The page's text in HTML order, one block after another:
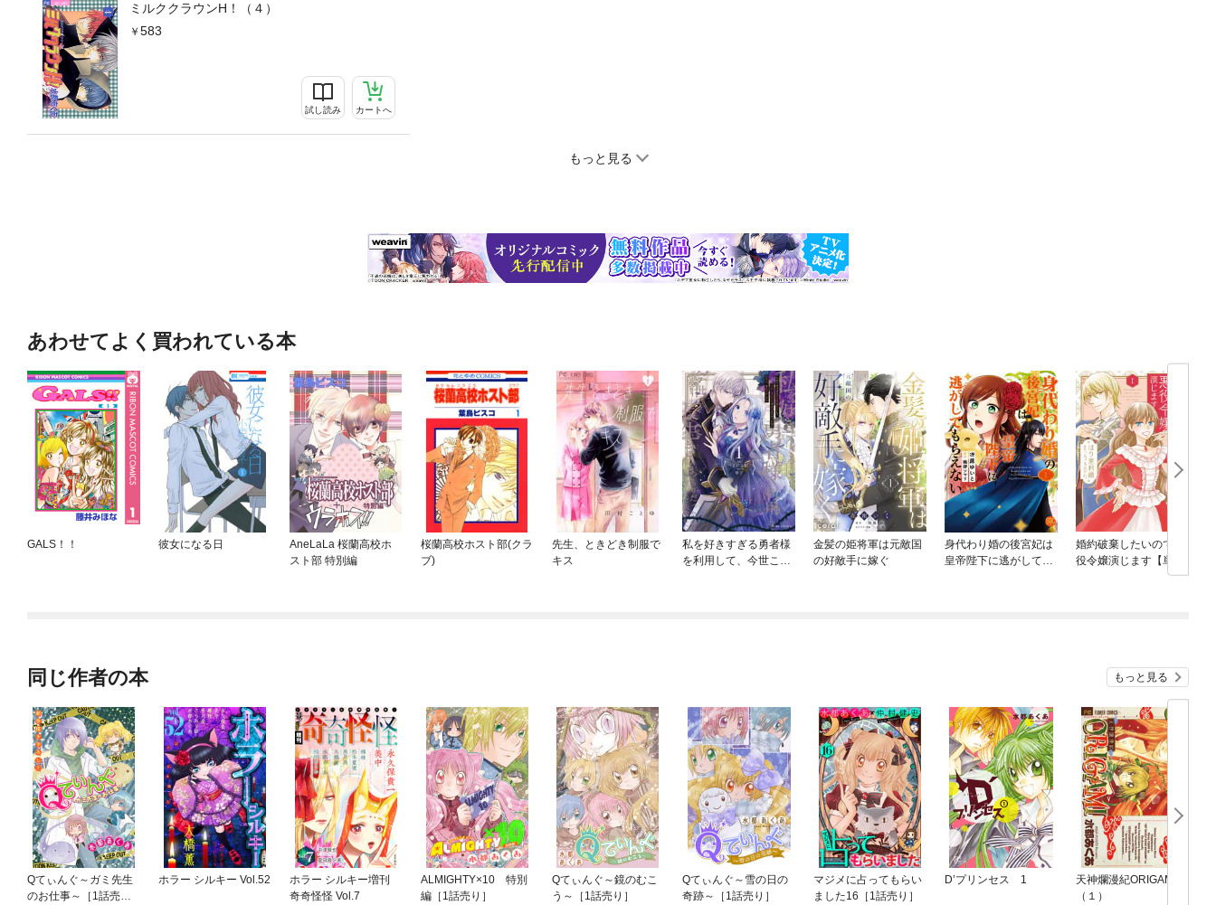
ミルククラウンH！（４）
583
試し読み カートへ
もっと見る
あわせてよく買われている本
GALS！！ 彼女になる日
AneLaLa 桜蘭高校ホ
スト部 特別編
桜蘭高校ホスト部(クラ
ブ)
先生、ときどき制服で
キス
私を好きすぎる勇者様
を利用して、今世こそ
金髪の姫将軍は元敵国
の好敵手に嫁ぐ
身代わり婚の後宮妃は
皇帝陛下に逃がしても
婚約破棄したいので悪
役令嬢演じます【単行
同じ作者の本 もっと見る
Qてぃんぐ～ガミ先生
のお仕事～［1話売
ホラー シルキー Vol.52
ホラー シルキー増刊
奇奇怪怪 Vol.7
ALMIGHTY×10 特別
編［1話売り］
Qてぃんぐ～鏡のむこ
う～［1話売り］
Qてぃんぐ～雪の日の
奇跡～［1話売り］
マジメに占ってもらい
ました16［1話売り］
D’プリンセス 1
天神爛漫紀ORIGAMI
（１）